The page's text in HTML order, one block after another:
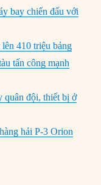
bay chiến đấu với
410 triệu bảng
tấn công mạnh
quân đội, thiết bị ở
hải P-3 Orion